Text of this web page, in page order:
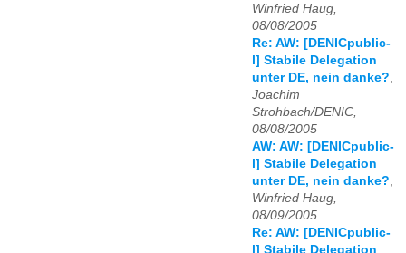
Winfried Haug,
08/08/2005
Re: AW: [DENICpublic-
l] Stabile Delegation
unter DE, nein danke?,
Joachim
Strohbach/DENIC,
08/08/2005
AW: AW: [DENICpublic-
l] Stabile Delegation
unter DE, nein danke?,
Winfried Haug,
08/09/2005
Re: AW: [DENICpublic-
l] Stabile Delegation